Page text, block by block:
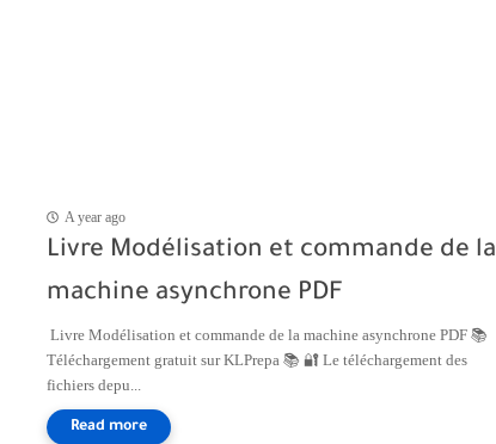
A year ago
Livre Modélisation et commande de la
machine asynchrone PDF
Livre Modélisation et commande de la machine asynchrone PDF 📚
Téléchargement gratuit sur KLPrepa 📚 🔐 Le téléchargement des
fichiers depu...